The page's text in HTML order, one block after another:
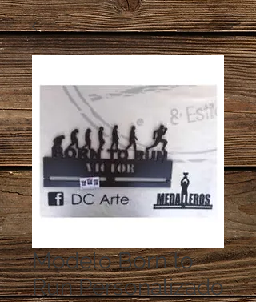
Modelo Born to
Run Personalizado